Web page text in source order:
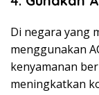
Di negara yang
menggunakan
kenyamanan
meningkatkan